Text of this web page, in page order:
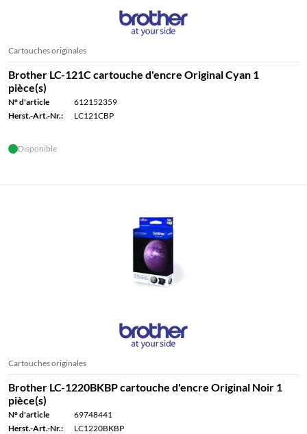
Cartouches originales
Brother LC-121C cartouche d'encre Original Cyan 1
pièce(s)
N° d'article
612152359
Herst.-Art.-Nr.:
LC121CBP
Disponible
Cartouches originales
Brother LC-1220BKBP cartouche d'encre Original Noir 1
pièce(s)
N° d'article
69748441
Herst.-Art.-Nr.:
LC1220BKBP